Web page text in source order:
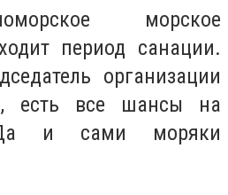
морское
период санации.
организации
есть все шансы на
Да и сами моряки